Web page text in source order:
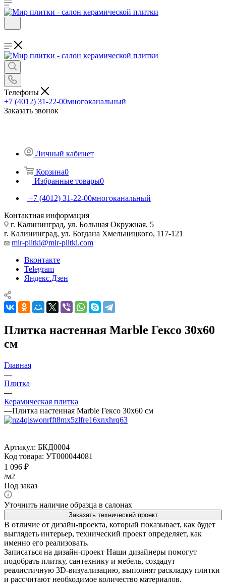
Телефоны
+7 (4012) 31-22-00многоканальный
Заказать звонок
Личный кабинет
Корзина0
Избранные товары0
+7 (4012) 31-22-00многоканальный
Контактная информация
г. Калининград, ул. Большая Окружная, 5
г. Калининград, ул. Богдана Хмельницкого, 117-121
mir-plitki@mir-plitki.com
Вконтакте
Telegram
Яндекс.Дзен
Плитка настенная Marble Гексо 30x60
см
Главная
—
Плитка
—
Керамическая плитка
—Плитка настенная Marble Гексо 30x60 см
Артикул: БКД0004
Код товара: УТ000044081
1 096 ₽
/м2
Под заказ
Уточнить наличие образца в салонах
Заказать технический проект
В отличие от дизайн-проекта, который показывает, как будет
выглядеть интерьер, технический проект определяет, как
именно его реализовать.
Записаться на дизайн-проект Наши дизайнеры помогут
подобрать плитку, сантехнику и мебель, создадут
реалистичную 3D-визуализацию, выполнят раскладку плитки
и рассчитают необходимое количество материалов.